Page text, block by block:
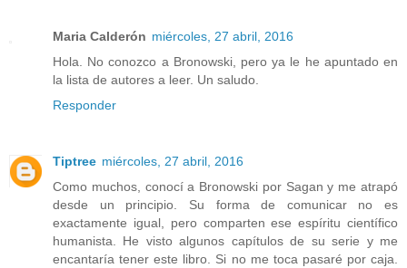
Maria Calderón miércoles, 27 abril, 2016
Hola. No conozco a Bronowski, pero ya le he apuntado en
la lista de autores a leer. Un saludo.
Responder
Tiptree miércoles, 27 abril, 2016
Como muchos, conocí a Bronowski por Sagan y me atrapó
desde un principio. Su forma de comunicar no es
exactamente igual, pero comparten ese espíritu científico
humanista. He visto algunos capítulos de su serie y me
encantaría tener este libro. Si no me toca pasaré por caja.